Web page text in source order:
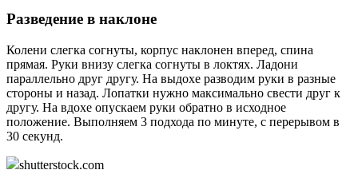
Разведение в наклоне
Колени слегка согнуты, корпус наклонен вперед, спина
прямая. Руки внизу слегка согнуты в локтях. Ладони
параллельно друг другу. На выдохе разводим руки в разные
стороны и назад. Лопатки нужно максимально свести друг к
другу. На вдохе опускаем руки обратно в исходное
положение. Выполняем 3 подхода по минуте, с перерывом в
30 секунд.
shutterstock.com